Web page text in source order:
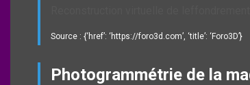
Source : {‘href’: ‘https://foro3d.com’, ‘title’: ‘Foro3D’}
Photogrammétrie de la